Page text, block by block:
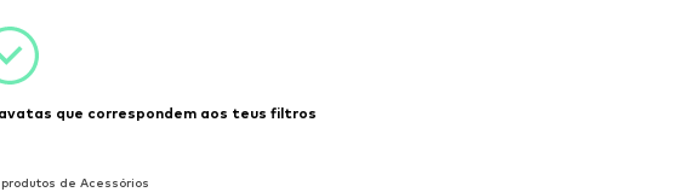
que correspondem aos teus filtros
de Acessórios